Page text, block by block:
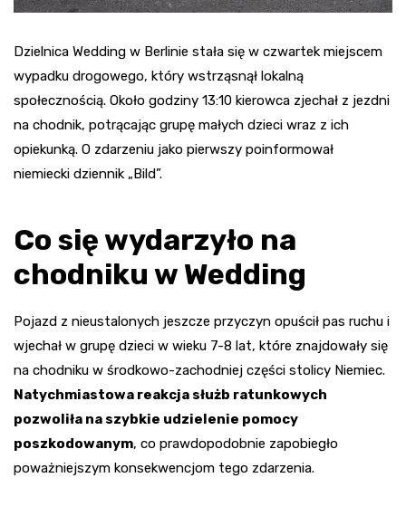
Dzielnica Wedding w Berlinie stała się w czwartek miejscem
wypadku drogowego, który wstrząsnął lokalną
społecznością. Około godziny 13:10 kierowca zjechał z jezdni
na chodnik, potrącając grupę małych dzieci wraz z ich
opiekunką. O zdarzeniu jako pierwszy poinformował
niemiecki dziennik „Bild”.
Co się wydarzyło na
chodniku w Wedding
Pojazd z nieustalonych jeszcze przyczyn opuścił pas ruchu i
wjechał w grupę dzieci w wieku 7-8 lat, które znajdowały się
na chodniku w środkowo-zachodniej części stolicy Niemiec.
Natychmiastowa reakcja służb ratunkowych
pozwoliła na szybkie udzielenie pomocy
poszkodowanym, co prawdopodobnie zapobiegło
poważniejszym konsekwencjom tego zdarzenia.